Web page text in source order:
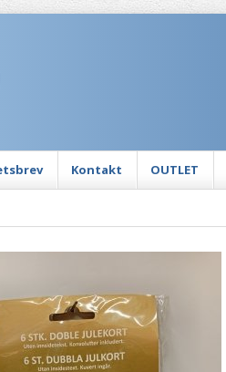
Kontakt OUTLET